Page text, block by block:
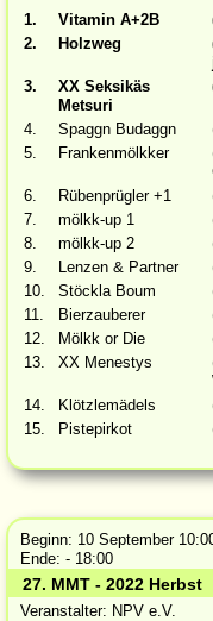
1. Vitamin A+2B
2.
Holzweg
3.
XX Seksikäs
Metsuri
4. Spaggn Budaggn
5.
Frankenmölkker
6.
Rübenprügler +1
7.
mölkk-up 1
8.
mölkk-up 2
9.
Lenzen & Partner
10.
Stöckla Boum
11.
Bierzauberer
12.
Mölkk or Die
13.
XX Menestys
14.
Klötzlemädels
15.
Pistepirkot
Beginn: 10 September
Ende: - 18:00
27. MMT - 2022 Herbst
Veranstalter: NPV e.V.